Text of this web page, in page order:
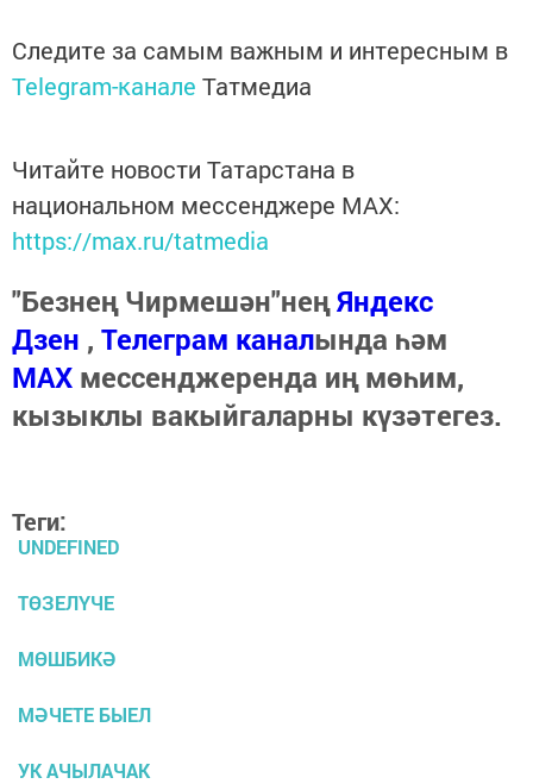
Следите за самым важным и интересным в
Telegram-канале Татмедиа
Читайте новости Татарстана в
национальном мессенджере MАХ:
https://max.ru/tatmedia
"Безнең Чирмешән"неңЯндекс
Дзен , Телеграм каналында һәм
МАХ мессенджеренда иң мөһим,
кызыклы вакыйгаларны күзәтегез.
Теги:
UNDEFINED
ТӨЗЕЛҮЧЕ
МӨШБИКӘ
МӘЧЕТЕ БЫЕЛ
УК АЧЫЛАЧАК